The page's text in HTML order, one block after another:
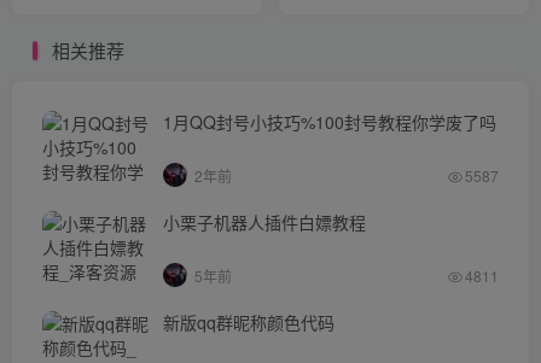
相关推荐
1月QQ封号小技巧%100封号教程你学废了吗
2年前 5587
小栗子机器人插件白嫖教程
5年前 4811
新版qq群昵称颜色代码